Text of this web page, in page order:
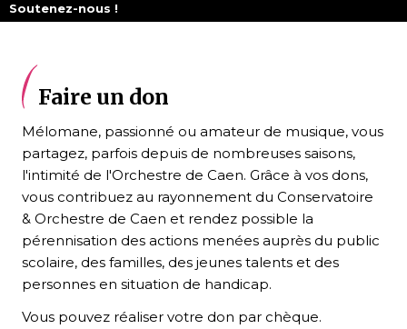
Fil
Soutenez-nous !
Faire un don
Mélomane, passionné ou amateur de musique, vous
partagez, parfois depuis de nombreuses saisons,
l'intimité de l'Orchestre de Caen. Grâce à vos dons,
vous contribuez au rayonnement du Conservatoire
& Orchestre de Caen et rendez possible la
pérennisation des actions menées auprès du public
scolaire, des familles, des jeunes talents et des
personnes en situation de handicap.
Vous pouvez réaliser votre don par chèque.